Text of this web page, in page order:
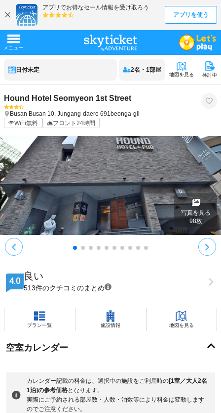
日付未定 2名 ・ 1部屋
地図を見る 検討中
Hound Hotel Seomyeon 1st Street
Busan Busan 10, Jungang-daero 691beonga-gil
WiFi無料
フロント24時間
写真を見る
98枚
4.0 良い
513件のクチコミのまとめ
プラン一覧 施設情報 地図を見る
空室カレンダー
カレンダー記載の料金は、選択中の施設をご利用時の[1室／大人2名
1泊]の参考価格となります。
実際にご予約される部屋数・人数・泊数等により料金は変動します
のでご注意ください。